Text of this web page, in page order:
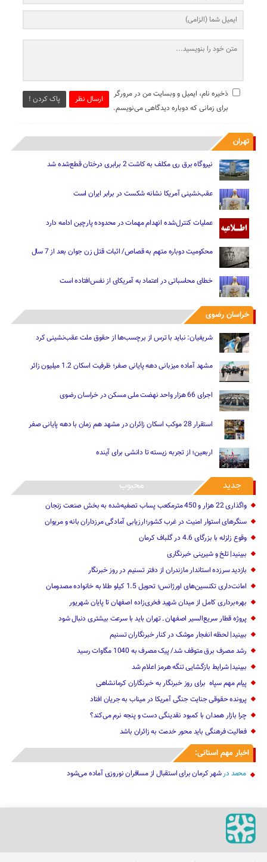
ارسال نظر پاک کردن !
ذخیره نام، ایمیل و وبسایت من در مرورگر
برای زمانی که دوباره دیدگاهی می‌نویسم.
تهران
نیروگاه برق ری مکلف به کاشت 2 برابری درختان قطع‌شده شد
عقب‌نشینی آمریکا نشانه شکست در برابر ایران است
عملیات کنترل‌شده انهدام مهمات در محدوده پارچین ادامه دارد
محکومیت دوباره متهم به قصاص/ اثبات قتل زن جوان بعد از 7 سال
خطای محاسباتی در اعتماد به آمریکای از نفس‌افتاده است
خراسان رضوی
شریفیان: نباید با ترس از برچسب‌ها از حقوق ملت عقب‌نشینی کرد
مشهد آماده میزبانی دهه پایانی صفر؛ ظرفیت اسکان 1.2 میلیون زائر
اجرای 66 هزار واحد نهضت ملی مسکن در خراسان رضوی
استقرار 28 موکب اسکان زائران در مشهد هم زمان با دهه پایانی صفر
اربعین؛ از تجربه زیسته تا دانشی برای آینده
جدید محبوب
واگذاری 22 هزار و 450 مترمکعب ‌پساب تصفیه‌شده به بخش صنعت زنجان
سنگرهای استوار امنیت در غرب کشور؛ارزیابی آمادگی مرزداران بانه و مریوان
وقوع زلزله با بزرگای 4.6 در گلباف کرمان
ببینید| تلخ و شیرینی خبرنگاری
بازدید سرزده ‌استاندار مازندران از دفتر تسنیم ‌در روز خبرنگار
امانت‌داری تکنسین‌های اورژانس؛ تحویل 1.5 کیلو طلا به خانواده مصدومان
بهره‌برداری کامل از میدان شهید فخری‌زاده اصفهان تا پایان شهریور
پروژه قطار سریع‌السیر اصفهان ـ تهران باید با سرعت بیشتری دنبال شود
ببینید| لحظه انفجار موشک‌ در کنار خبرنگاران تسنیم
رشد مصرف برق متوقف شد/ پیک مصرف به 1040 مگاوات رسید
ببینید| شرایط بازگشایی تنگه هرمز اعلام شد
پیام مهم ‌سپاه ‌ برای روز خبرنگار ‌به خبرنگاران کرمانشاهی
پرونده حقوقی جنایت جنگی آمریکا در میناب به جریان افتاد
چرا بازار همدان با کمبود نقدینگی دست و پنجه نرم می‌کند؟
فعالیت فرهنگی باید محور خدمت به زائران باشد
اخبار مهم استانی:
محمد درشهر کرمان برای استقبال از مسافران نوروزی آماده می‌شود